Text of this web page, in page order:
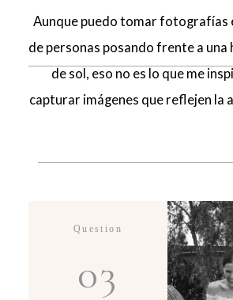
Aunque puedo tomar fotografías
de personas posando frente a una
de sol, eso no es lo que me
capturar imágenes que reflejen la
sea la mejor opción para ti. Pero
que pueda capturar los
emocionantes, entonces
para crear recuerdos
Question
03